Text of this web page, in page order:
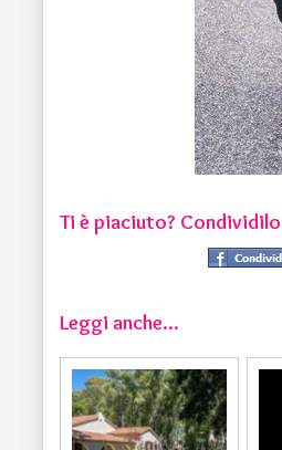
Ti è piaciuto?
Leggi anche...